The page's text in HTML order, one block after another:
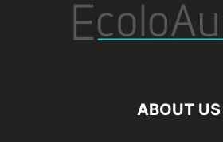
ABOUT US